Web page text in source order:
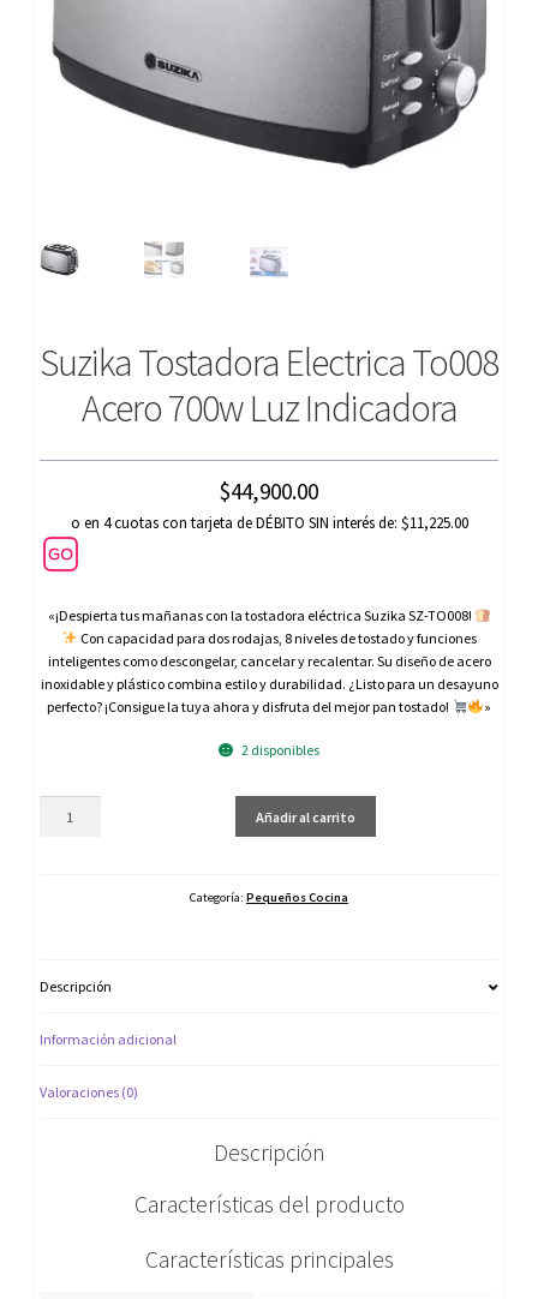
Suzika Tostadora Electrica To008
Acero 700w Luz Indicadora
$44,900.00
o en 4 cuotas con tarjeta de DÉBITO SIN interés de: $11,225.00
«¡Despierta tus mañanas con la tostadora eléctrica Suzika SZ-TO008!
Con capacidad para dos rodajas, 8 niveles de tostado y funciones
inteligentes como descongelar, cancelar y recalentar. Su diseño de acero
inoxidable y plástico combina estilo y durabilidad. ¿Listo para un desayuno
perfecto? ¡Consigue la tuya ahora y disfruta del mejor pan tostado!
»
2 disponibles
cantidad
Añadir al carrito
Categoría: Pequeños Cocina
Descripción
Información adicional
Valoraciones (0)
Descripción
Características del producto
Características principales